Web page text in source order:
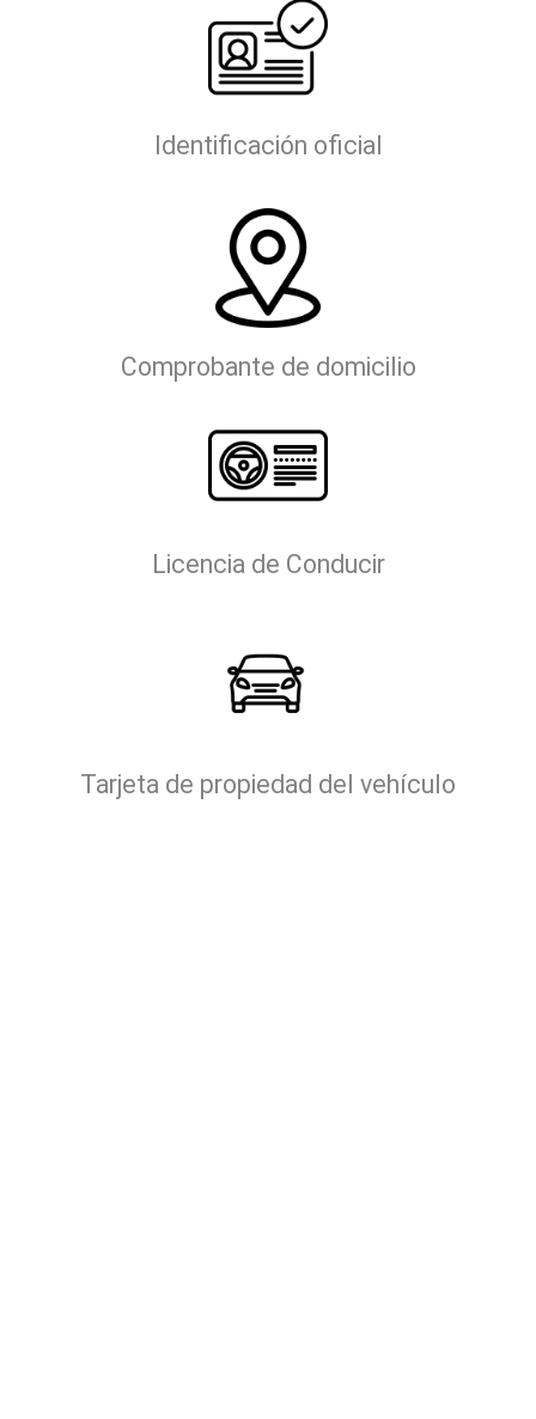
Identificación oficial
Comprobante de domicilio
Licencia de Conducir
Tarjeta de propiedad del vehículo